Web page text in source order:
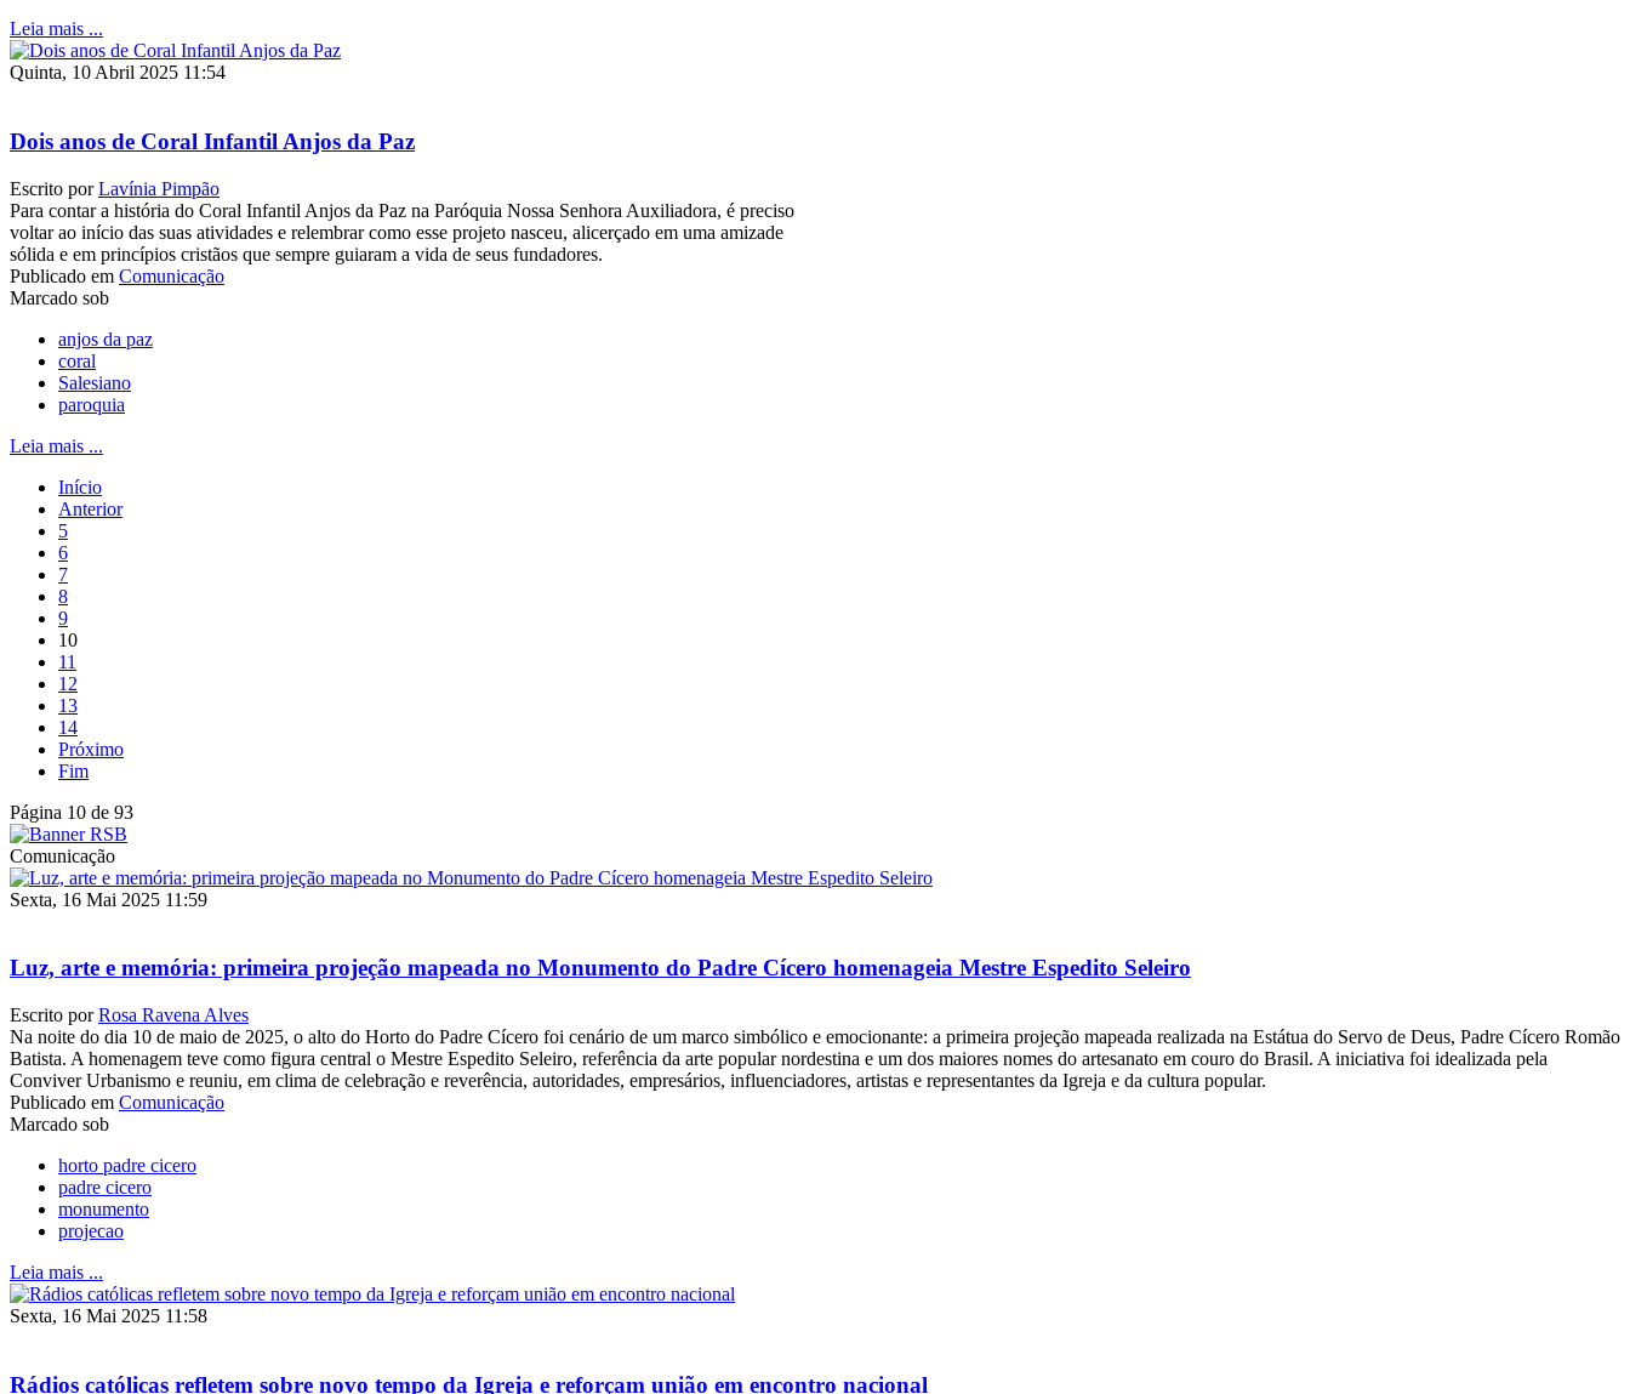
Leia mais ...
Quinta, 10 Abril 2025 11:54
Dois anos de Coral Infantil Anjos da Paz
Escrito porLavínia Pimpão
Para contar a história do Coral Infantil Anjos da Paz na Paróquia Nossa Senhora Auxiliadora, é preciso
voltar ao início das suas atividades e relembrar como esse projeto nasceu, alicerçado em uma amizade
sólida e em princípios cristãos que sempre guiaram a vida de seus fundadores.
Publicado em Comunicação
Marcado sob
anjos da paz
coral
Salesiano
paroquia
Leia mais ...
Início
Anterior
5
6
7
8
9
10
11
12
13
14
Próximo
Fim
Página 10 de 93
Comunicação
Sexta, 16 Mai 2025 11:59
Luz, arte e memória: primeira projeção mapeada no Monumento do Padre Cícero homenageia Mestre Espedito Seleiro
Escrito porRosa Ravena Alves
Na noite do dia 10 de maio de 2025, o alto do Horto do Padre Cícero foi cenário de um marco simbólico e emocionante: a primeira projeção mapeada realizada na Estátua do Servo de Deus, Padre Cícero Romão
Batista. A homenagem teve como figura central o Mestre Espedito Seleiro, referência da arte popular nordestina e um dos maiores nomes do artesanato em couro do Brasil. A iniciativa foi idealizada pela
Conviver Urbanismo e reuniu, em clima de celebração e reverência, autoridades, empresários, influenciadores, artistas e representantes da Igreja e da cultura popular.
Publicado em Comunicação
Marcado sob
horto padre cicero
padre cicero
monumento
projecao
Leia mais ...
Sexta, 16 Mai 2025 11:58
Rádios católicas refletem sobre novo tempo da Igreja e reforçam união em encontro nacional